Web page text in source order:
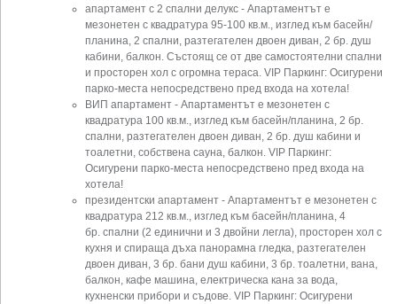
апартамент с 2 спални делукс - Апартаментът е
мезонетен с квадратура 95-100 кв.м., изглед към басейн/
планина, 2 спални, разтегателен двоен диван, 2 бр. душ
кабини, балкон. Състоящ се от две самостоятелни спални
и просторен хол с огромна тераса. VIP Паркинг: Осигурени
парко-места непосредствено пред входа на хотела!
ВИП апартамент - Апартаментът е мезонетен с
квадратура 100 кв.м., изглед към басейн/планина, 2 бр.
спални, разтегателен двоен диван, 2 бр. душ кабини и
тоалетни, собствена сауна, балкон. VIP Паркинг:
Осигурени парко-места непосредствено пред входа на
хотела!
президентски апартамент - Апартаментът е мезонетен с
квадратура 212 кв.м., изглед към басейн/планина, 4
бр. спални (2 единични и 3 двойни легла), просторен хол с
кухня и спираща дъха панорамна гледка, разтегателен
двоен диван, 3 бр. бани душ кабини, 3 бр. тоалетни, вана,
балкон, кафе машина, електрическа кана за вода,
кухненски прибори и съдове. VIP Паркинг: Осигурени